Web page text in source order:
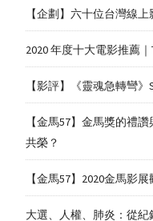
【企劃】六十位台灣線
2020 年度十大電影推薦｜
【影評】《靈魂急轉彎
【金馬57】金馬獎的禮
共榮？
【金馬57】2020金馬影
大選、人權、肺炎：從